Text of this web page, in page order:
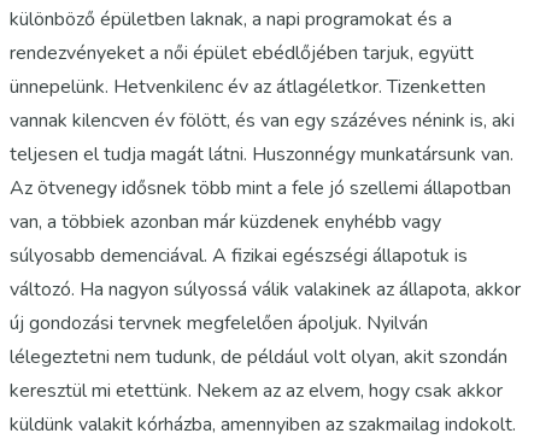
különböző épületben laknak, a napi programokat és a
rendezvényeket a női épület ebédlőjében tarjuk, együtt
ünnepelünk. Hetvenkilenc év az átlagéletkor. Tizenketten
vannak kilencven év fölött, és van egy százéves nénink is, aki
teljesen el tudja magát látni. Huszonnégy munkatársunk van.
Az ötvenegy idősnek több mint a fele jó szellemi állapotban
van, a többiek azonban már küzdenek enyhébb vagy
súlyosabb demenciával. A fizikai egészségi állapotuk is
változó. Ha nagyon súlyossá válik valakinek az állapota, akkor
új gondozási tervnek megfelelően ápoljuk. Nyilván
lélegeztetni nem tudunk, de például volt olyan, akit szondán
keresztül mi etettünk. Nekem az az elvem, hogy csak akkor
küldünk valakit kórházba, amennyiben az szakmailag indokolt.